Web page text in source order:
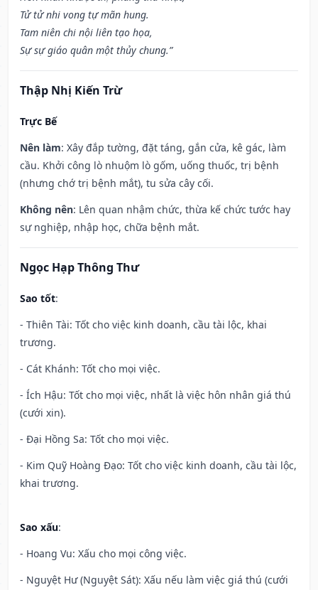
Tử tử nhi vong tự mãn hung.
Tam niên chi nội liên tạo họa,
Sự sự giáo quân một thủy chung.”
Thập Nhị Kiến Trừ
Trực Bế
Nên làm: Xây đắp tường, đặt táng, gắn cửa, kê gác, làm
cầu. Khởi công lò nhuộm lò gốm, uống thuốc, trị bệnh
(nhưng chớ trị bệnh mắt), tu sửa cây cối.
Không nên: Lên quan nhậm chức, thừa kế chức tước hay
sự nghiệp, nhập học, chữa bệnh mắt.
Ngọc Hạp Thông Thư
Sao tốt:
- Thiên Tài: Tốt cho việc kinh doanh, cầu tài lộc, khai
trương.
- Cát Khánh: Tốt cho mọi việc.
- Ích Hậu: Tốt cho mọi việc, nhất là việc hôn nhân giá thú
(cưới xin).
- Đại Hồng Sa: Tốt cho mọi việc.
- Kim Quỹ Hoàng Đạo: Tốt cho việc kinh doanh, cầu tài lộc,
khai trương.
Sao xấu:
- Hoang Vu: Xấu cho mọi công việc.
- Nguyệt Hư (Nguyệt Sát): Xấu nếu làm việc giá thú (cưới